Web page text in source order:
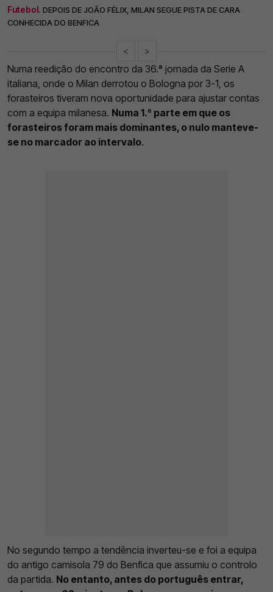
Futebol. DEPOIS DE JOÃO FÉLIX, MILAN SEGUE PISTA DE CARA
CONHECIDA DO BENFICA
< >
Numa reedição do encontro da 36.ª jornada da Serie A
italiana, onde o Milan derrotou o Bologna por 3-1, os
forasteiros tiveram nova oportunidade para ajustar contas
com a equipa milanesa. Numa 1.ª parte em que os
forasteiros foram mais dominantes, o nulo manteve-
se no marcador ao intervalo.
No segundo tempo a tendência inverteu-se e foi a equipa
do antigo camisola 79 do Benfica que assumiu o controlo
da partida. No entanto, antes do português entrar,